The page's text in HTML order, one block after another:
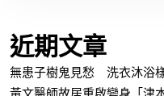
近期文章
無患子樹鬼見愁 洗衣沐浴
黃文醫師故居重啟變身「